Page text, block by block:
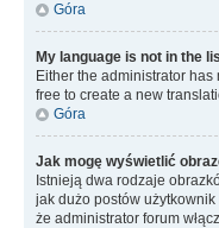
Góra
My language is not in the
Either the administrator
free to create a new
Góra
Jak mogę wyświetlić
Istnieją dwa rodzaje
jak dużo postów
że administrator forum